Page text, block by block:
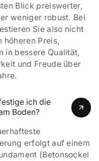
Blick preiswerter,
weniger robust. Bei
Sie also nicht
höheren Preis,
in bessere Qualität,
und Freude über
ich die
Boden?
erfolgt auf einem
(Betonsockel